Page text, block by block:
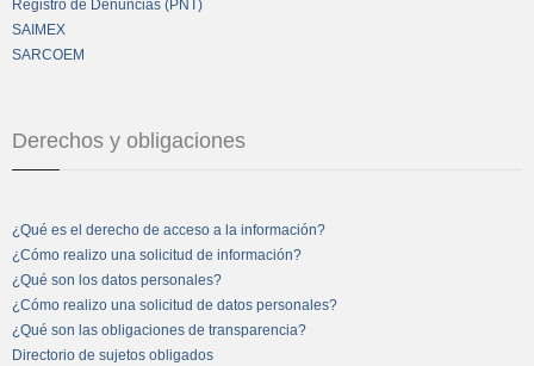
Registro de Denuncias (PNT)
SAIMEX
SARCOEM
Derechos y obligaciones
¿Qué es el derecho de acceso a la información?
¿Cómo realizo una solicitud de información?
¿Qué son los datos personales?
¿Cómo realizo una solicitud de datos personales?
¿Qué son las obligaciones de transparencia?
Directorio de sujetos obligados